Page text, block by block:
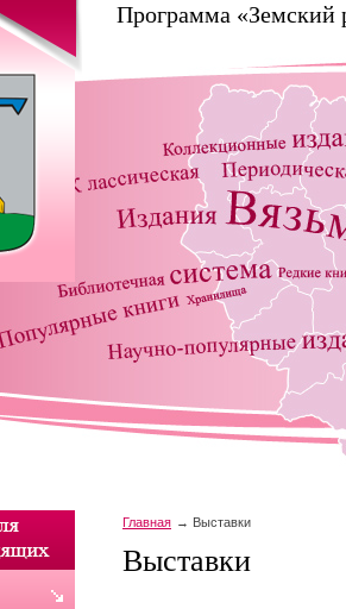
Программа «Земский
Главная Выставки
Выставки